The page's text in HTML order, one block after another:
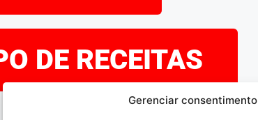
Gerenciar consentimento
DE RECEITAS